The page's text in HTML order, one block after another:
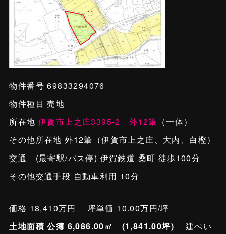
物件番号 69833294076
物件種目 売地
所在地 伊賀市上之庄3395-2 外12筆 （一体）
その他所在地 外12筆（伊賀市上之庄、大内、白樫）
交通 (最寄駅/バス停) 伊賀鉄道 桑町 徒歩100分
その他交通手段 自動車利用 10分
価格 18,410万円 坪単価 10.00万円/坪
土地面積 公簿 6,086.00㎡ (1,841.00坪)
建ぺい